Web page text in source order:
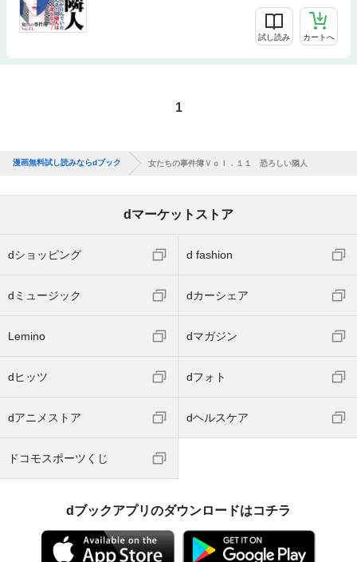
試し読み カートへ
1
漫画無料試し読みならdブック 女たちの事件簿Ｖｏｌ．１１ 恐ろしい隣人
dマーケットストア
dショッピング d fashion
dミュージック dカーシェア
Lemino dマガジン
dヒッツ dフォト
dアニメストア dヘルスケア
ドコモスポーツくじ
dブックアプリのダウンロードはコチラ